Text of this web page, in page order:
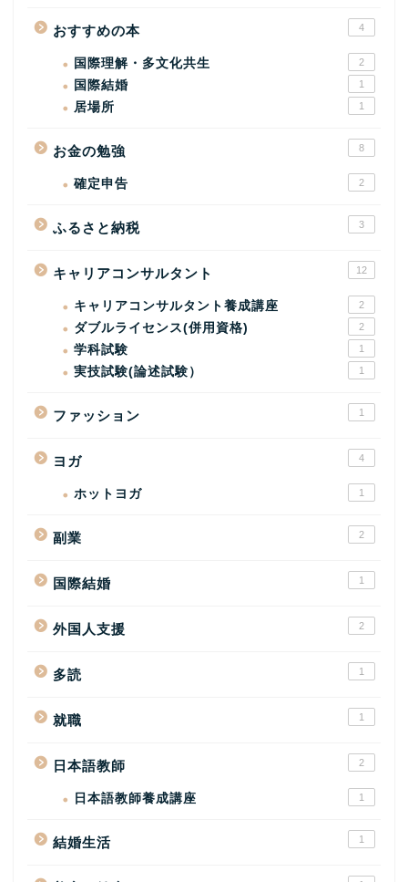
おすすめの本 4
国際理解・多文化共生 2
国際結婚 1
居場所 1
お金の勉強 8
確定申告 2
ふるさと納税 3
キャリアコンサルタント 12
キャリアコンサルタント養成講座 2
ダブルライセンス(併用資格) 2
学科試験 1
実技試験(論述試験） 1
ファッション 1
ヨガ 4
ホットヨガ 1
副業 2
国際結婚 1
外国人支援 2
多読 1
就職 1
日本語教師 2
日本語教師養成講座 1
結婚生活 1